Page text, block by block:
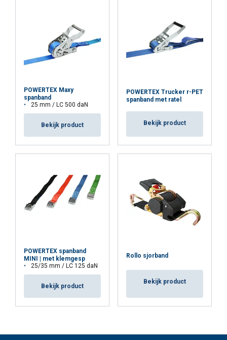
POWERTEX Maxy
spanband
25 mm / LC 500 daN
Bekijk product
POWERTEX Trucker r-PET
spanband met ratel
Bekijk product
POWERTEX spanband
MINI | met klemgesp
25/35 mm / LC 125 daN
Bekijk product
Rollo sjorband
Bekijk product